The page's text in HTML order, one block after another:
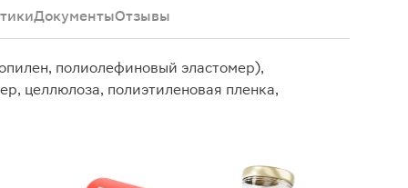
ДокументыОтзывы
полиолефиновый эластомер),
целлюлоза, полиэтиленовая пленка,